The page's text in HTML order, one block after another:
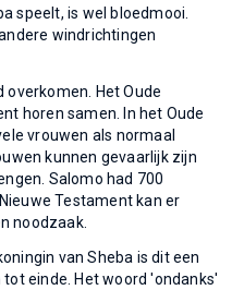
speelt, is wel bloedmooi.
windrichtingen
Het Oude
horen samen. In het Oude
vrouwen als normaal
kunnen gevaarlijk zijn
Salomo had 700
Testament kan er
noodzaak.
van Sheba is dit een
einde. Het woord 'ondanks'